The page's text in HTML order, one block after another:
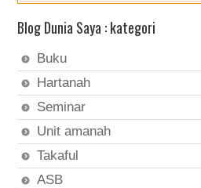
Blog Dunia Saya : kategori
Buku
Hartanah
Seminar
Unit amanah
Takaful
ASB